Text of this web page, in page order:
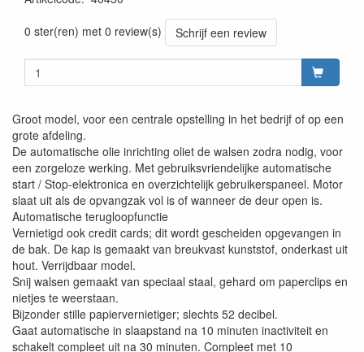
0 ster(ren) met 0 review(s)
Schrijf een review
Groot model, voor een centrale opstelling in het bedrijf of op een
grote afdeling.
De automatische olie inrichting oliet de walsen zodra nodig, voor
een zorgeloze werking. Met gebruiksvriendelijke automatische
start / Stop-elektronica en overzichtelijk gebruikerspaneel. Motor
slaat uit als de opvangzak vol is of wanneer de deur open is.
Automatische terugloopfunctie
Vernietigd ook credit cards; dit wordt gescheiden opgevangen in
de bak. De kap is gemaakt van breukvast kunststof, onderkast uit
hout. Verrijdbaar model.
Snij walsen gemaakt van speciaal staal, gehard om paperclips en
nietjes te weerstaan.
Bijzonder stille papiervernietiger; slechts 52 decibel.
Gaat automatische in slaapstand na 10 minuten inactiviteit en
schakelt compleet uit na 30 minuten. Compleet met 10